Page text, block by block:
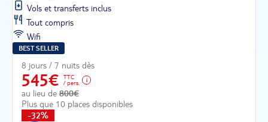
Vols et transferts inclus
Tout compris
Wifi
BEST SELLER
8 jours / 7 nuits dès
545€
TTC
/ pers.
au lieu de 800€
Plus que 10 places disponibles
-32%